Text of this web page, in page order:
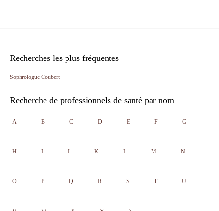
Recherches les plus fréquentes
Sophrologue Coubert
Recherche de professionnels de santé par nom
A B C D E F G
H I J K L M N
O P Q R S T U